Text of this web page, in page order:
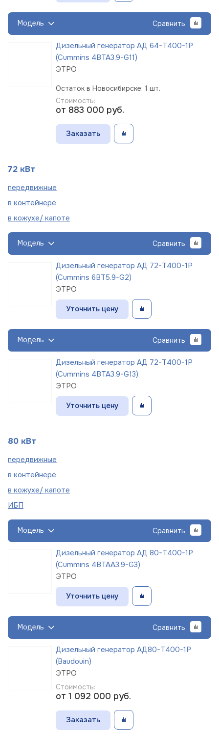
Модель Сравнить
Дизельный генератор АД 64-Т400-1Р
(Cummins 4BTA3,9-G11)
ЭТРО
Остаток в Новосибирске: 1 шт.
Стоимость:
от 883 000 руб.
Заказать
72 кВт
передвижные
в контейнере
в кожухе/ капоте
Модель Сравнить
Дизельный генератор АД 72-Т400-1Р
(Cummins 6BT5.9-G2)
ЭТРО
Уточнить цену
Модель Сравнить
Дизельный генератор АД 72-Т400-1Р
(Cummins 4BTA3.9-G13)
ЭТРО
Уточнить цену
80 кВт
передвижные
в контейнере
в кожухе/ капоте
ИБП
Модель Сравнить
Дизельный генератор АД 80-Т400-1Р
(Cummins 4BTAA3.9-G3)
ЭТРО
Уточнить цену
Модель Сравнить
Дизельный генератор АД80-Т400-1Р
(Baudouin)
ЭТРО
Стоимость:
от 1 092 000 руб.
Заказать